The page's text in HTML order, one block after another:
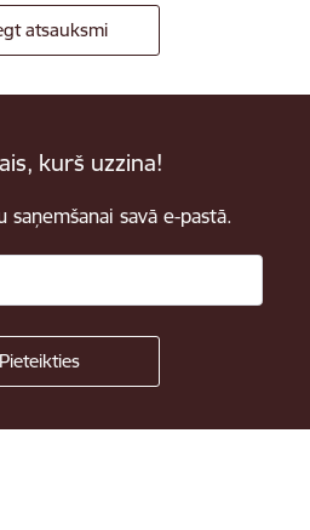
atsauksmi
kurš uzzina!
saņemšanai savā e-pastā.